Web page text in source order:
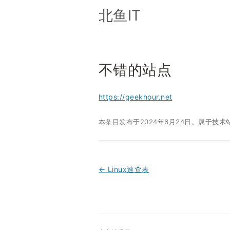
北鱼IT
不错的站点
https://geekhour.net
本条目发布于2024年6月24日 。属于技术
← Linux速查表